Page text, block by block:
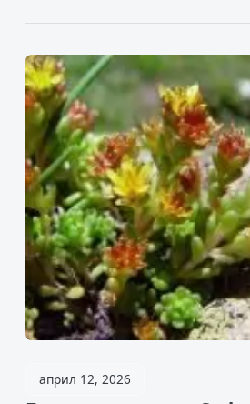
април 12, 2026